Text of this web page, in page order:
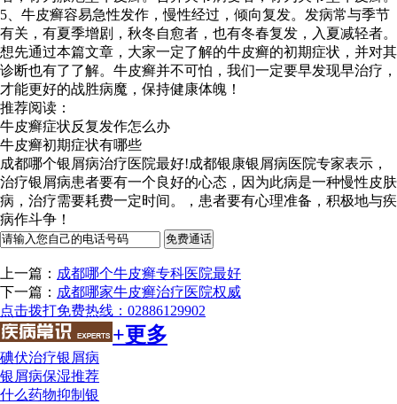
5、牛皮癣容易急性发作，慢性经过，倾向复发。发病常与季节
有关，有夏季增剧，秋冬自愈者，也有冬春复发，入夏减轻者。
想先通过本篇文章，大家一定了解的牛皮癣的初期症状，并对其
诊断也有了了解。牛皮癣并不可怕，我们一定要早发现早治疗，
才能更好的战胜病魔，保持健康体魄！
推荐阅读：
牛皮癣症状反复发作怎么办
牛皮癣初期症状有哪些
成都哪个银屑病治疗医院最好!成都银康银屑病医院专家表示，
治疗银屑病患者要有一个良好的心态，因为此病是一种慢性皮肤
病，治疗需要耗费一定时间。，患者要有心理准备，积极地与疾
病作斗争！
上一篇： 成都哪个牛皮癣专科医院最好
下一篇： 成都哪家牛皮癣治疗医院权威
点击拨打免费热线：02886129902
+更多
碘伏治疗银屑病
银屑病保湿推荐
什么药物抑制银